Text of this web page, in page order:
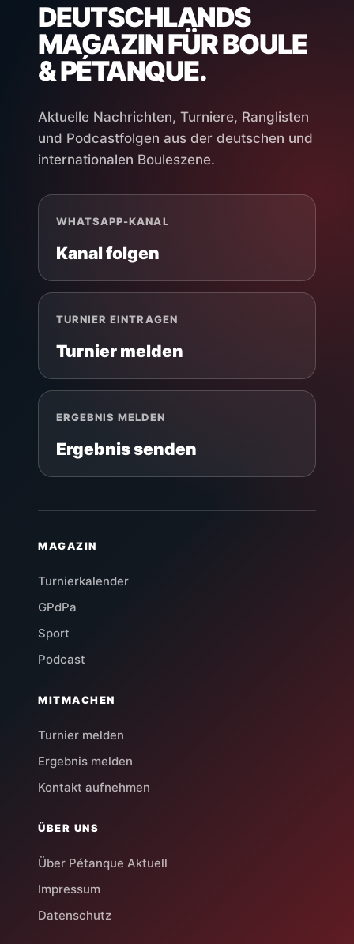
DEUTSCHLANDS
MAGAZIN FÜR BOULE
& PÉTANQUE.
Aktuelle Nachrichten, Turniere, Ranglisten
und Podcastfolgen aus der deutschen und
internationalen Bouleszene.
WHATSAPP-KANAL
Kanal folgen
TURNIER EINTRAGEN
Turnier melden
ERGEBNIS MELDEN
Ergebnis senden
MAGAZIN
Turnierkalender
GPdPa
Sport
Podcast
MITMACHEN
Turnier melden
Ergebnis melden
Kontakt aufnehmen
ÜBER UNS
Über Pétanque Aktuell
Impressum
Datenschutz